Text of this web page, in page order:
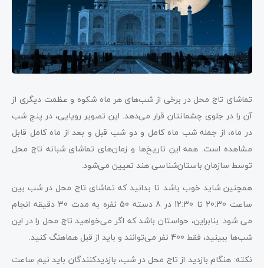
تماشای تاج محل در برخی از شب‌های هر ماه شکوه و عظمت دیگری از
آن را در جلوی چشمانتان قرار می‌دهد. این تصویر رویایی، در پنج شب
در ماه، از جمله شب ماه کامل و دو شب قبل و بعد از ماه کامل قابل
مشاهده است. همه این تاریخ‌ها و زمان‌های تماشای شبانه تاج محل
توسط سازمان باستان‌شناسی هند تعیین می‌شود.
همچنین شاید خوب باشد تا بدانید که تماشای تاج محل در شب بین
ساعت 20:30 تا 12:30 در 8 دسته 50 نفره به مدت 30 دقیقه انجام
می شود. بنابراین، حواستان باشد که اگر می‌خواهید تاج محل را در این
شب‌ها ببینید، فقط 400 نفر می‌توانند و باید از قبل هماهنگ کنید.
نکته: هنگام بازدید از تاج محل در شب، بازدیدکنندگان باید نیم ساعت